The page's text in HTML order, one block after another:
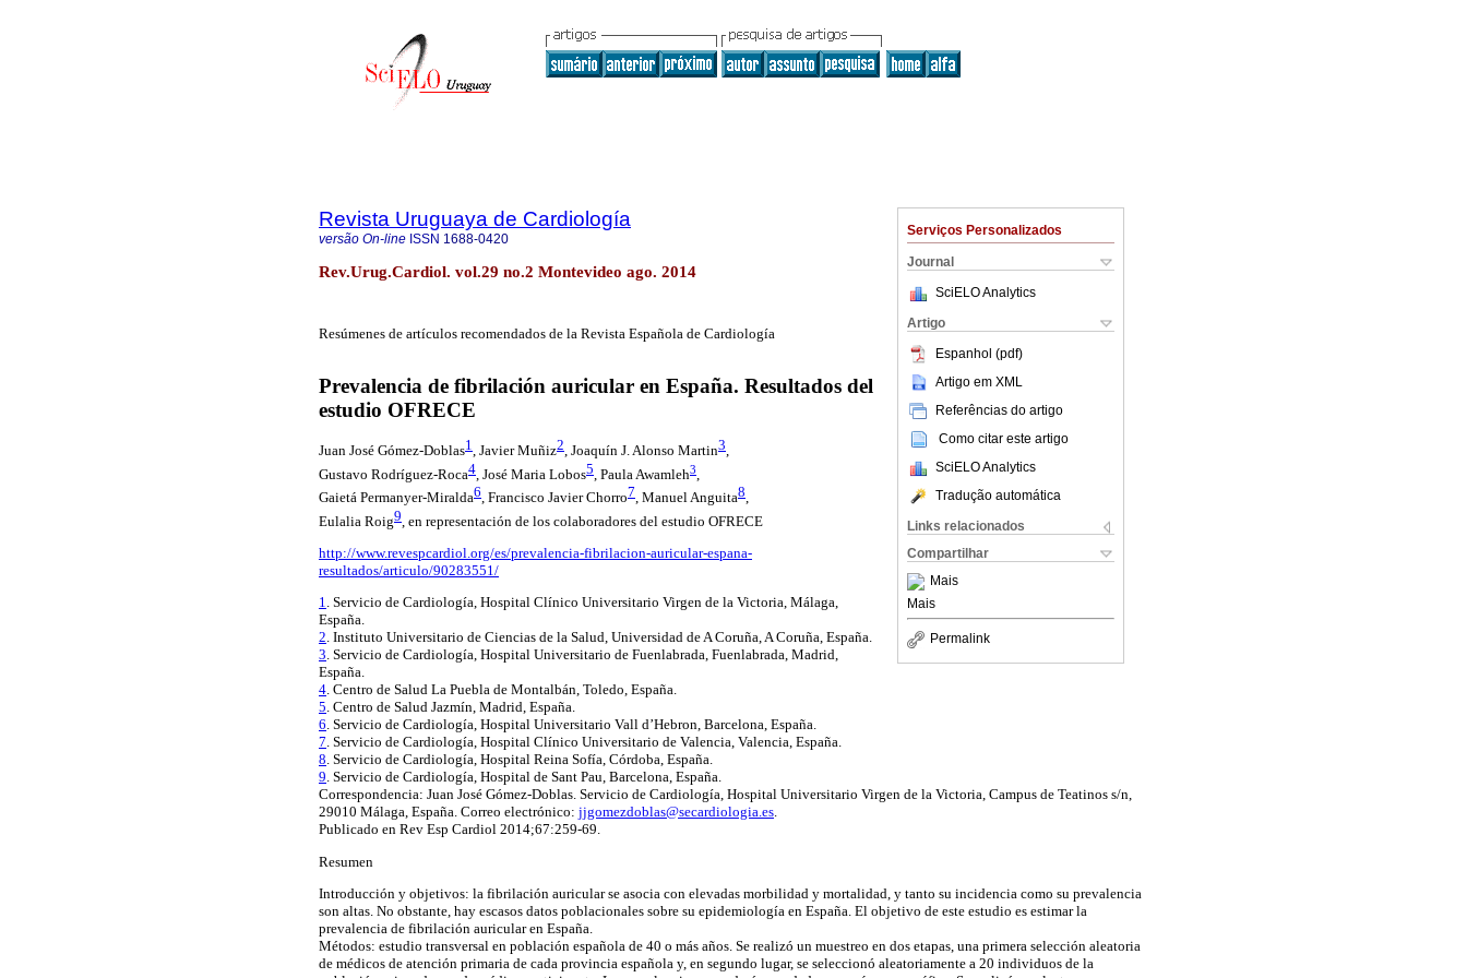
Serviços Personalizados
Journal
SciELO Analytics
Artigo
Espanhol (pdf)
Artigo em XML
Referências do artigo
Como citar este artigo
SciELO Analytics
Tradução automática
Links relacionados
Compartilhar
Mais
Mais
Permalink
Revista Uruguaya de Cardiología
versão On-line ISSN 1688-0420
Rev.Urug.Cardiol. vol.29 no.2 Montevideo ago. 2014
Resúmenes de artículos recomendados de la Revista Española de Cardiología
Prevalencia de fibrilación auricular en España. Resultados del
estudio OFRECE
Juan José Gómez-Doblas1, Javier Muñiz2, Joaquín J. Alonso Martin3,
Gustavo Rodríguez-Roca4, José Maria Lobos5, Paula Awamleh3,
Gaietá Permanyer-Miralda6, Francisco Javier Chorro7, Manuel Anguita8,
Eulalia Roig9, en representación de los colaboradores del estudio OFRECE
http://www.revespcardiol.org/es/prevalencia-fibrilacion-auricular-espana-
resultados/articulo/90283551/
1. Servicio de Cardiología, Hospital Clínico Universitario Virgen de la Victoria, Málaga,
España.
2. Instituto Universitario de Ciencias de la Salud, Universidad de A Coruña, A Coruña, España.
3. Servicio de Cardiología, Hospital Universitario de Fuenlabrada, Fuenlabrada, Madrid,
España.
4. Centro de Salud La Puebla de Montalbán, Toledo, España.
5. Centro de Salud Jazmín, Madrid, España.
6. Servicio de Cardiología, Hospital Universitario Vall d’Hebron, Barcelona, España.
7. Servicio de Cardiología, Hospital Clínico Universitario de Valencia, Valencia, España.
8. Servicio de Cardiología, Hospital Reina Sofía, Córdoba, España.
9. Servicio de Cardiología, Hospital de Sant Pau, Barcelona, España.
Correspondencia: Juan José Gómez-Doblas. Servicio de Cardiología, Hospital Universitario Virgen de la Victoria, Campus de Teatinos s/n,
29010 Málaga, España. Correo electrónico: jjgomezdoblas@secardiologia.es.
Publicado en Rev Esp Cardiol 2014;67:259-69.
Resumen
Introducción y objetivos: la fibrilación auricular se asocia con elevadas morbilidad y mortalidad, y tanto su incidencia como su prevalencia
son altas. No obstante, hay escasos datos poblacionales sobre su epidemiología en España. El objetivo de este estudio es estimar la
prevalencia de fibrilación auricular en España.
Métodos: estudio transversal en población española de 40 o más años. Se realizó un muestreo en dos etapas, una primera selección aleatoria
de médicos de atención primaria de cada provincia española y, en segundo lugar, se seleccionó aleatoriamente a 20 individuos de la